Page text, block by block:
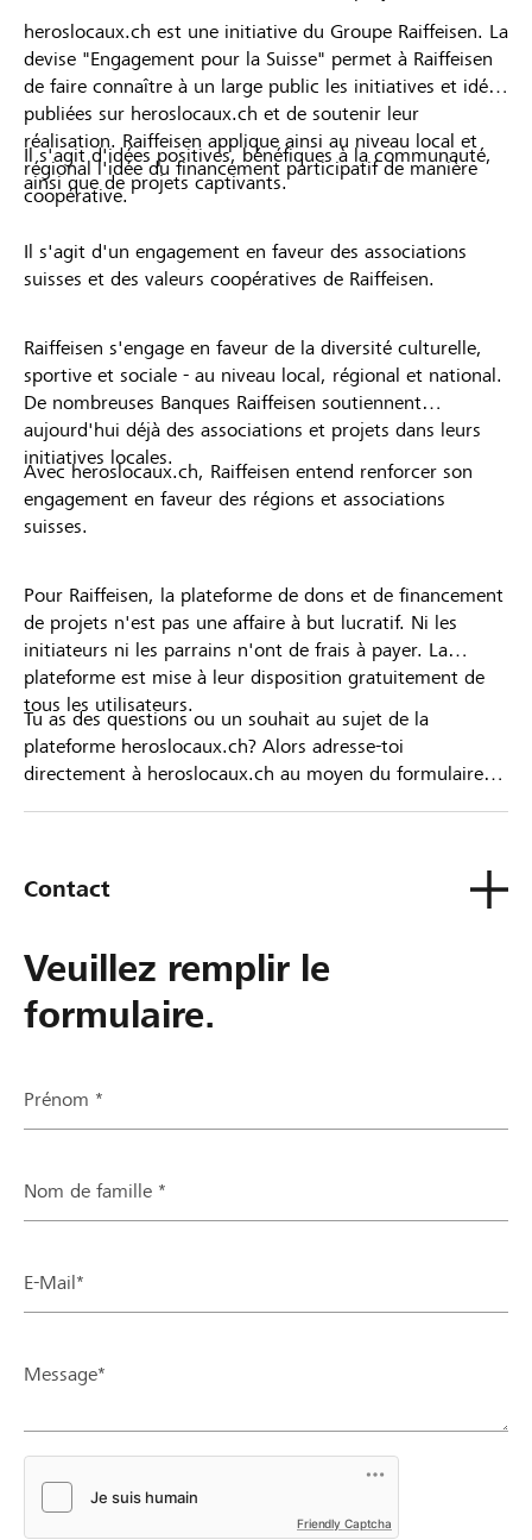
heroslocaux.ch est une initiative du Groupe Raiffeisen. La
devise "Engagement pour la Suisse" permet à Raiffeisen
de faire connaître à un large public les initiatives et idées
publiées sur heroslocaux.ch et de soutenir leur
réalisation. Raiffeisen applique ainsi au niveau local et
régional l'idée du financement participatif de manière
coopérative.
Il s'agit d'idées positives, bénéfiques à la communauté,
ainsi que de projets captivants.
Il s'agit d'un engagement en faveur des associations
suisses et des valeurs coopératives de Raiffeisen.
Raiffeisen s'engage en faveur de la diversité culturelle,
sportive et sociale - au niveau local, régional et national.
De nombreuses Banques Raiffeisen soutiennent
aujourd'hui déjà des associations et projets dans leurs
initiatives locales.
Avec heroslocaux.ch, Raiffeisen entend renforcer son
engagement en faveur des régions et associations
suisses.
Pour Raiffeisen, la plateforme de dons et de financement
de projets n'est pas une affaire à but lucratif. Ni les
initiateurs ni les parrains n'ont de frais à payer. La
plateforme est mise à leur disposition gratuitement de
tous les utilisateurs.
Tu as des questions ou un souhait au sujet de la
plateforme heroslocaux.ch? Alors adresse-toi
directement à heroslocaux.ch au moyen du formulaire
Contact
Veuillez remplir le
formulaire.
Prénom *
Nom de famille *
E-Mail*
Message*
Friendly Captcha